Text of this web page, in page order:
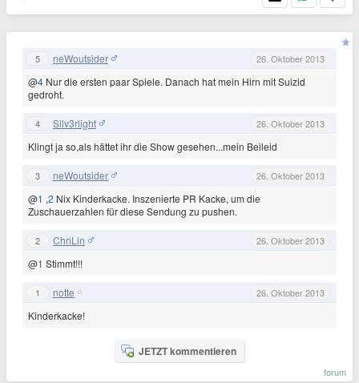
5 neWoutsider 26. Oktober 2013
@4 Nur die ersten paar Spiele. Danach hat mein Hirn mit Suizid
gedroht.
4 Silv3rlight 26. Oktober 2013
Klingt ja so,als hättet ihr die Show gesehen...mein Beileid
3 neWoutsider 26. Oktober 2013
@1 ,2 Nix Kinderkacke. Inszenierte PR Kacke, um die
Zuschauerzahlen für diese Sendung zu pushen.
2 ChriLin 26. Oktober 2013
@1 Stimmt!!!
1 notte 26. Oktober 2013
Kinderkacke!
JETZT kommentieren
forum